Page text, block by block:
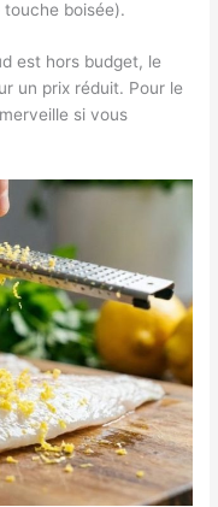
touche boisée).
est hors budget, le
un prix réduit. Pour le
si vous